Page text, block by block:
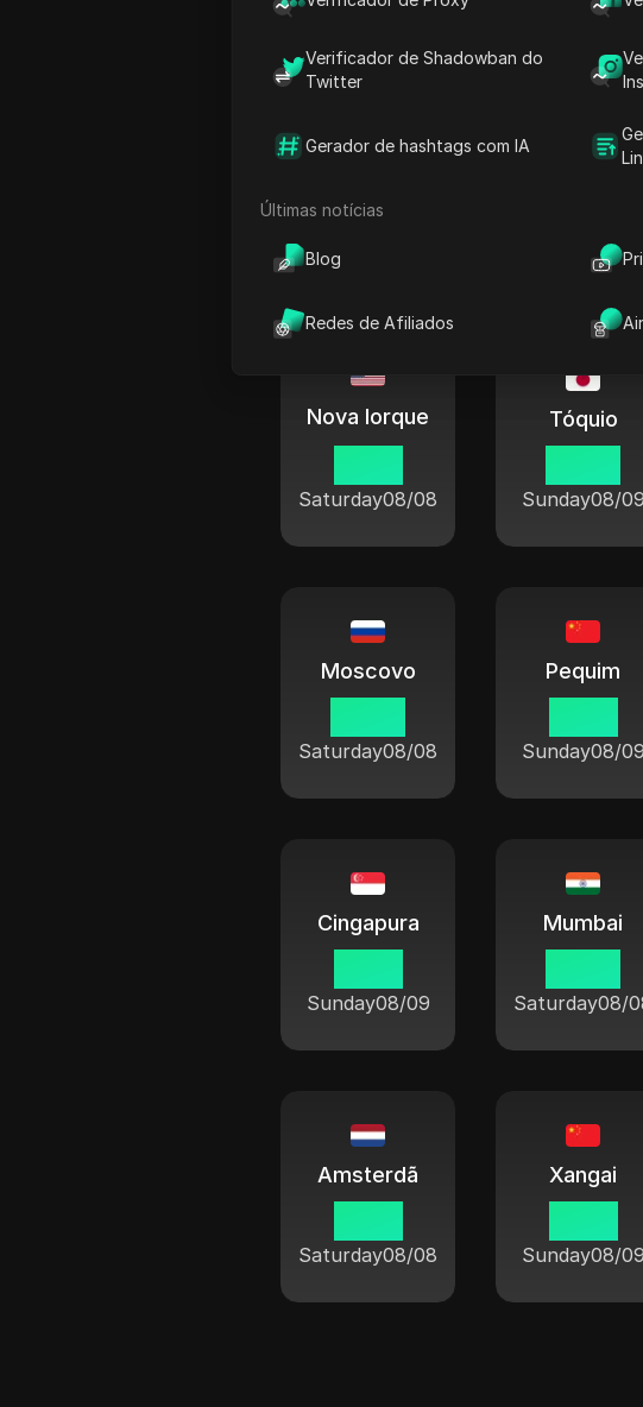
Verificador de Shadowban do
Twitter
Gerador de hashtags com IA
Últimas notícias
Blog
Redes de Afiliados
Charlestown
13 53
Saturday
Basseterre
13 53
Saturday08/
Hora atual
Nova Iorque
Saturday08/08
Tóquio
Sunday08/09
Moscovo
Saturday08/08
Pequim
Sunday08/09
Cingapura
Sunday08/09
Mumbai
Saturday08/
Amsterdã
Saturday08/08
Xangai
Sunday08/09